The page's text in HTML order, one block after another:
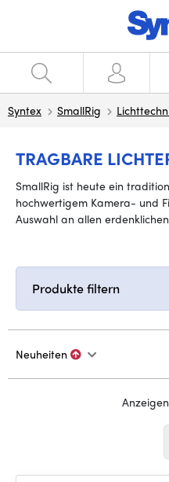
Syntex SmallRig
TRAGBARE
SmallRig ist heute ein
hochwertigem Kamera- und
Auswahl an allen
Produkte filtern
Neuheiten